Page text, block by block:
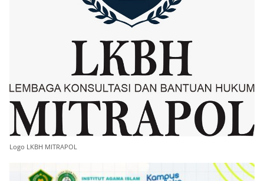
Logo LKBH MITRAPOL